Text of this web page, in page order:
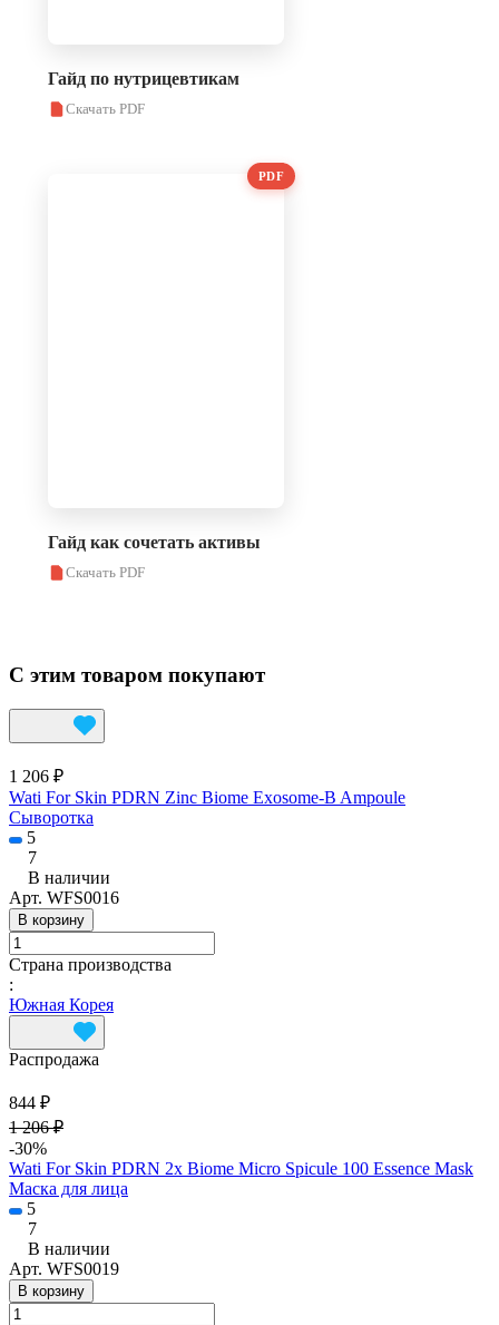
Гайд по нутрицевтикам
Скачать PDF
PDF
Гайд как сочетать активы
Скачать PDF
С этим товаром покупают
1 206 ₽
Wati For Skin PDRN Zinc Biome Exosome-B Ampoule
Сыворотка
5
7
В наличии
Арт. WFS0016
В корзину
Страна производства
:
Южная Корея
Распродажа
844 ₽
1 206 ₽
-30%
Wati For Skin PDRN 2x Biome Micro Spicule 100 Essence Mask
Маска для лица
5
7
В наличии
Арт. WFS0019
В корзину